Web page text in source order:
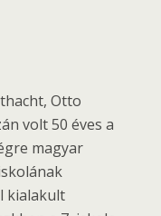
Otto
volt 50 éves a
magyar
kialakult